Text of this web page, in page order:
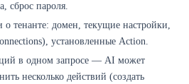
сброс пароля.
тенанте: домен, текущие настройки,
установленные Action.
в одном запросе — AI может
несколько действий (создать